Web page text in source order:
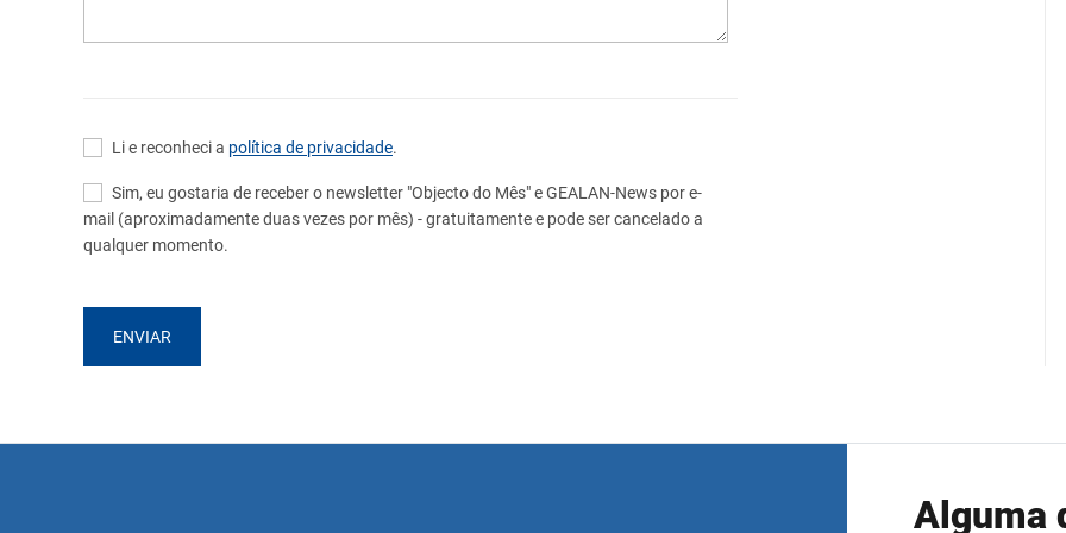
Li e reconheci a política de privacidade.
Sim, eu gostaria de receber o newsletter "Objecto do Mês" e GEALAN-News por e-
mail (aproximadamente duas vezes por mês) - gratuitamente e pode ser cancelado a
qualquer momento.
ENVIAR
Alguma